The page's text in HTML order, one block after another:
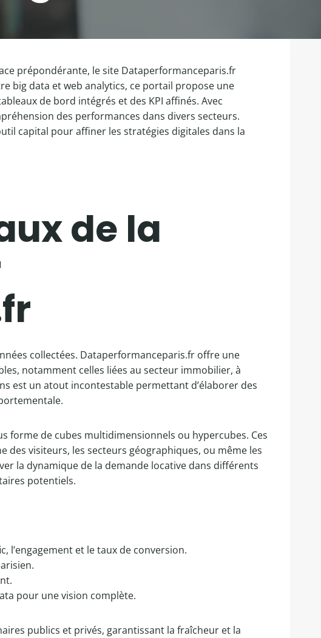
prépondérante, le site Dataperformanceparis.fr
big data et web analytics, ce portail propose une
de bord intégrés et des KPI affinés. Avec
des performances dans divers secteurs.
capital pour affiner les stratégies digitales dans la
de la
collectées. Dataperformanceparis.fr offre une
notamment celles liées au secteur immobilier, à
est un atout incontestable permettant d’élaborer des
forme de cubes multidimensionnels ou hypercubes. Ces
visiteurs, les secteurs géographiques, ou même les
la dynamique de la demande locative dans différents
potentiels.
l’engagement et le taux de conversion.
pour une vision complète.
publics et privés, garantissant la fraîcheur et la